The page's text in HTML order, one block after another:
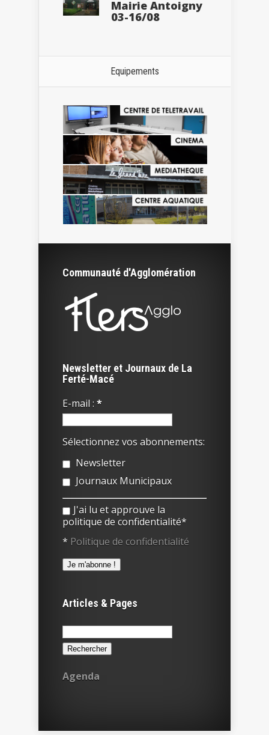
Mairie Antoigny
03-16/08
Equipements
Communauté d'Agglomération
Newsletter et Journaux de La
Ferté-Macé
E-mail : *
Sélectionnez vos abonnements:
Newsletter
Journaux Municipaux
J'ai lu et approuve la
politique de confidentialité*
* Politique de confidentialité
Articles & Pages
Rechercher :
Agenda